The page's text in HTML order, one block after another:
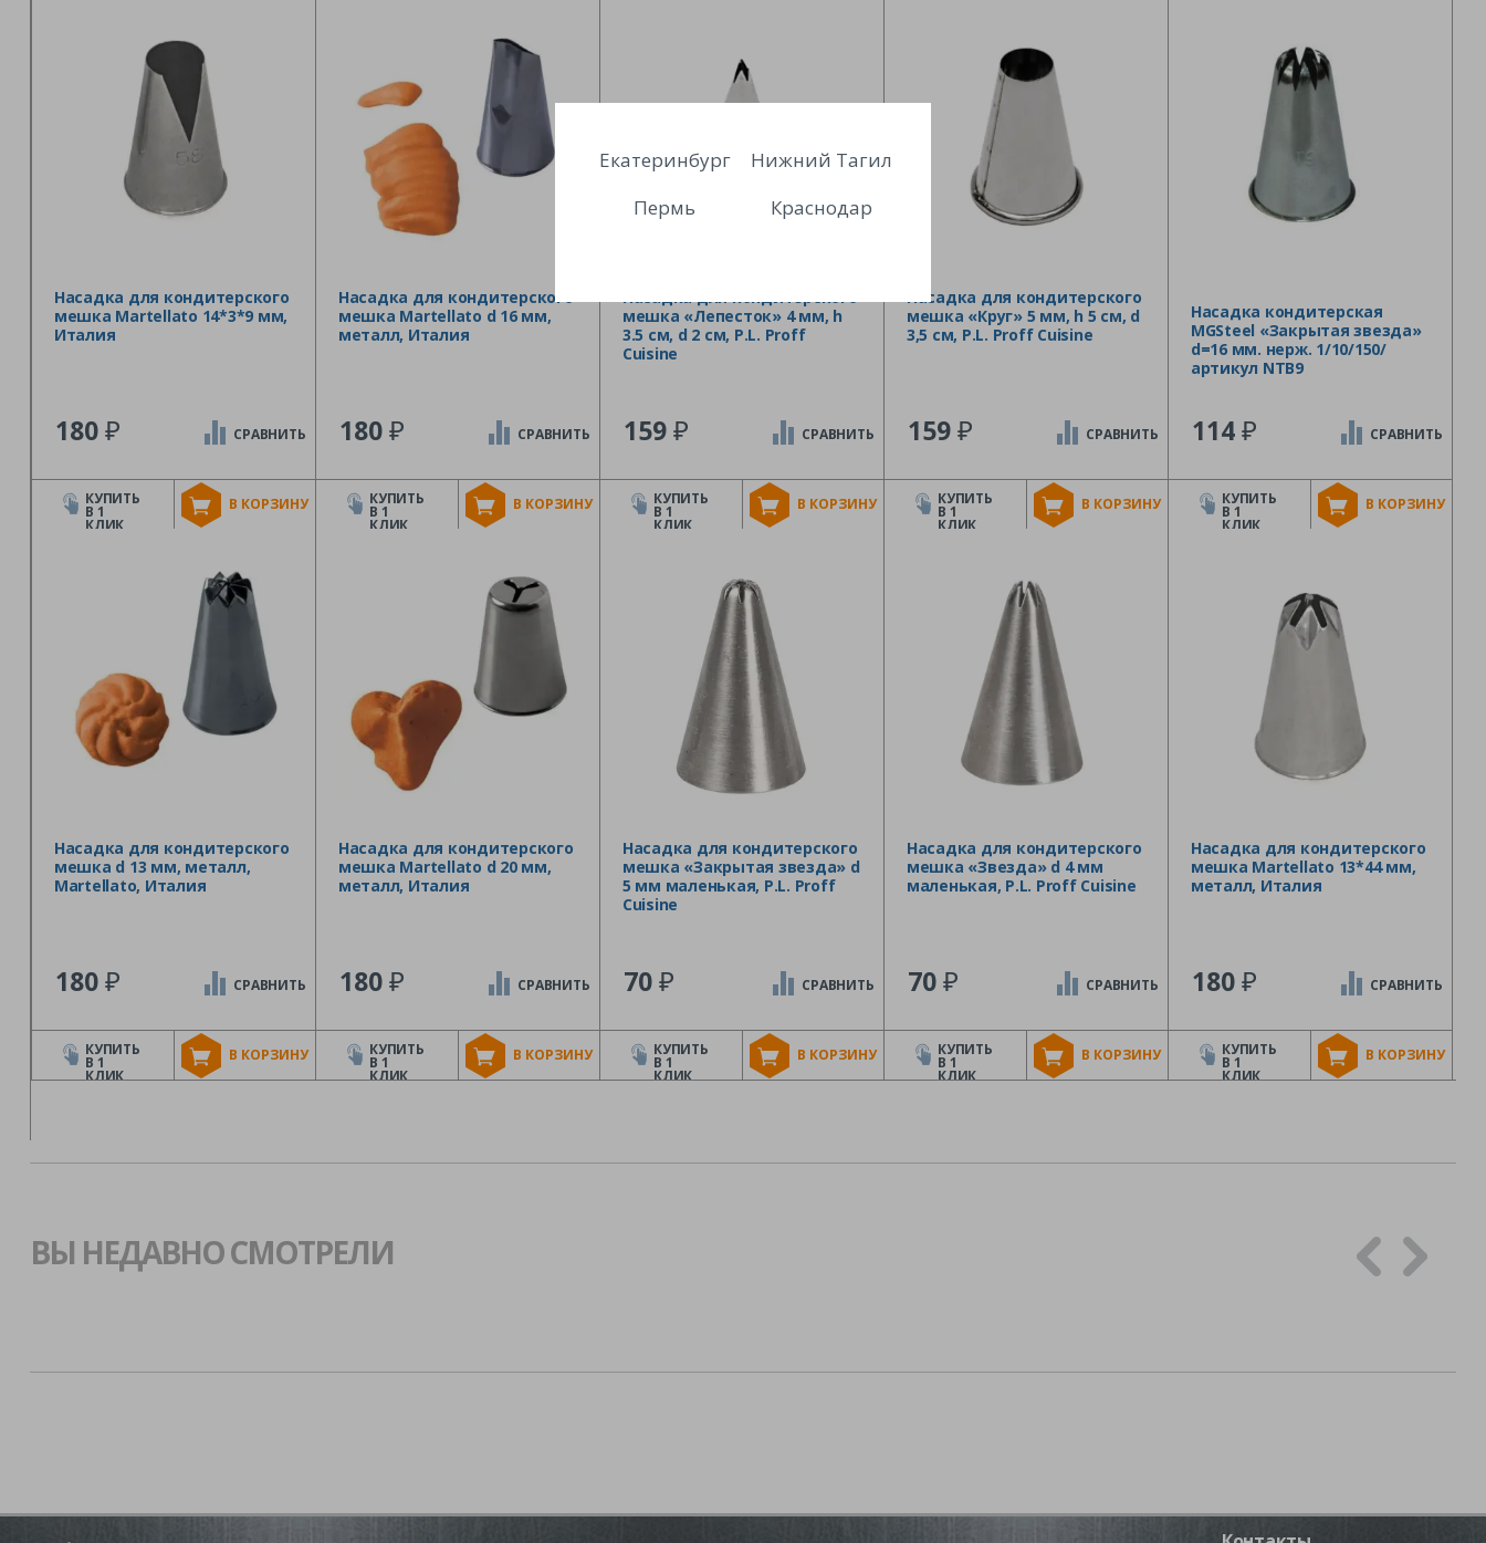
Насадка для кондитерского
мешка Martellato 14*3*9 мм,
Италия
180₽
В КОРЗИНУ
СРАВНИТЬ
КУПИТЬ
В 1
КЛИК
Насадка для кондитерского
мешка Martellato d 16 мм,
металл, Италия
180₽
В КОРЗИНУ
СРАВНИТЬ
КУПИТЬ
В 1
КЛИК
Насадка для кондитерского
мешка «Лепесток» 4 мм, h
3.5 см, d 2 см, P.L. Proff
Cuisine
159₽
В КОРЗИНУ
СРАВНИТЬ
КУПИТЬ
В 1
КЛИК
Насадка для кондитерского
мешка «Круг» 5 мм, h 5 см, d
3,5 см, P.L. Proff Cuisine
159₽
В КОРЗИНУ
СРАВНИТЬ
КУПИТЬ
В 1
КЛИК
Насадка кондитерская
MGSteel «Закрытая звезда»
d=16 мм. нерж. 1/10/150/
артикул NTB9
114₽
В КОРЗИНУ
СРАВНИТЬ
КУПИТЬ
В 1
КЛИК
Насадка для кондитерского
мешка d 13 мм, металл,
Martellato, Италия
180₽
В КОРЗИНУ
СРАВНИТЬ
КУПИТЬ
В 1
КЛИК
Насадка для кондитерского
мешка Martellato d 20 мм,
металл, Италия
180₽
В КОРЗИНУ
СРАВНИТЬ
КУПИТЬ
В 1
КЛИК
Насадка для кондитерского
мешка «Закрытая звезда» d
5 мм маленькая, P.L. Proff
Cuisine
70₽
В КОРЗИНУ
СРАВНИТЬ
КУПИТЬ
В 1
КЛИК
Насадка для кондитерского
мешка «Звезда» d 4 мм
маленькая, P.L. Proff Cuisine
70₽
В КОРЗИНУ
СРАВНИТЬ
КУПИТЬ
В 1
КЛИК
Насадка для кондитерского
мешка Martellato 13*44 мм,
металл, Италия
180₽
В КОРЗИНУ
СРАВНИТЬ
КУПИТЬ
В 1
КЛИК
ВЫ НЕДАВНО СМОТРЕЛИ
Екатеринбург
Нижний Тагил
Пермь
Краснодар